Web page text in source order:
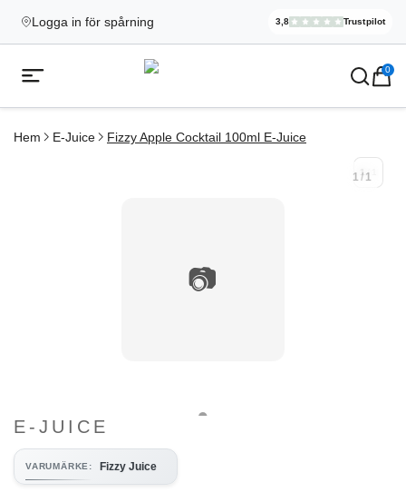
Logga in för spårning
Elekcig.se
3,8 Trustpilot
,3 071
Öppna mobilmeny
Ecigg → Köp e-cigarett och 0
Hem E-Juice Fizzy Apple Cocktail 100ml E-Juice
📷
1 / 1
1 /
E-JUICE
VARUMÄRKE : Fizzy Juice